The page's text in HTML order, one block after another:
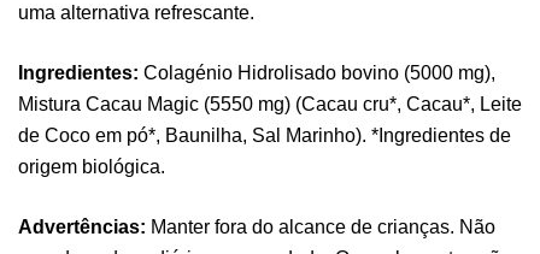
uma alternativa refrescante.
Ingredientes: Colagénio Hidrolisado bovino (5000 mg),
Mistura Cacau Magic (5550 mg) (Cacau cru*, Cacau*, Leite
de Coco em pó*, Baunilha, Sal Marinho). *Ingredientes de
origem biológica.
Advertências: Manter fora do alcance de crianças. Não
Pure Electrolytes 270 G Ostrovit
Desporto , Suplementos
7,50